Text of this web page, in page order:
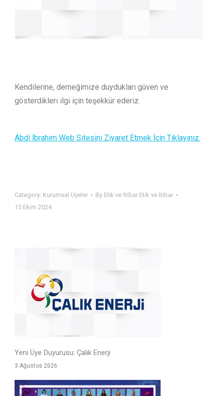
Kendilerine, derneğimize duydukları güven ve
gösterdikleri ilgi için teşekkür ederiz.
Abdi İbrahim Web Sitesini Ziyaret Etmek İçin Tıklayınız.
Category: Kurumsal Üyeler By Etik ve İtibar Etik ve İtibar
15 Ekim 2024
Yeni Üye Duyurusu: Çalık Enerji
3 Ağustos 2026